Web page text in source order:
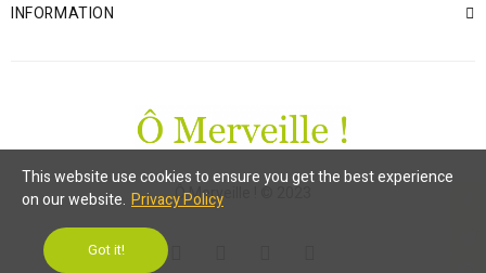
INFORMATION
Ô Merveille ! © 2023
This website use cookies to ensure you get the best experience
on our website. Privacy Policy
Got it!